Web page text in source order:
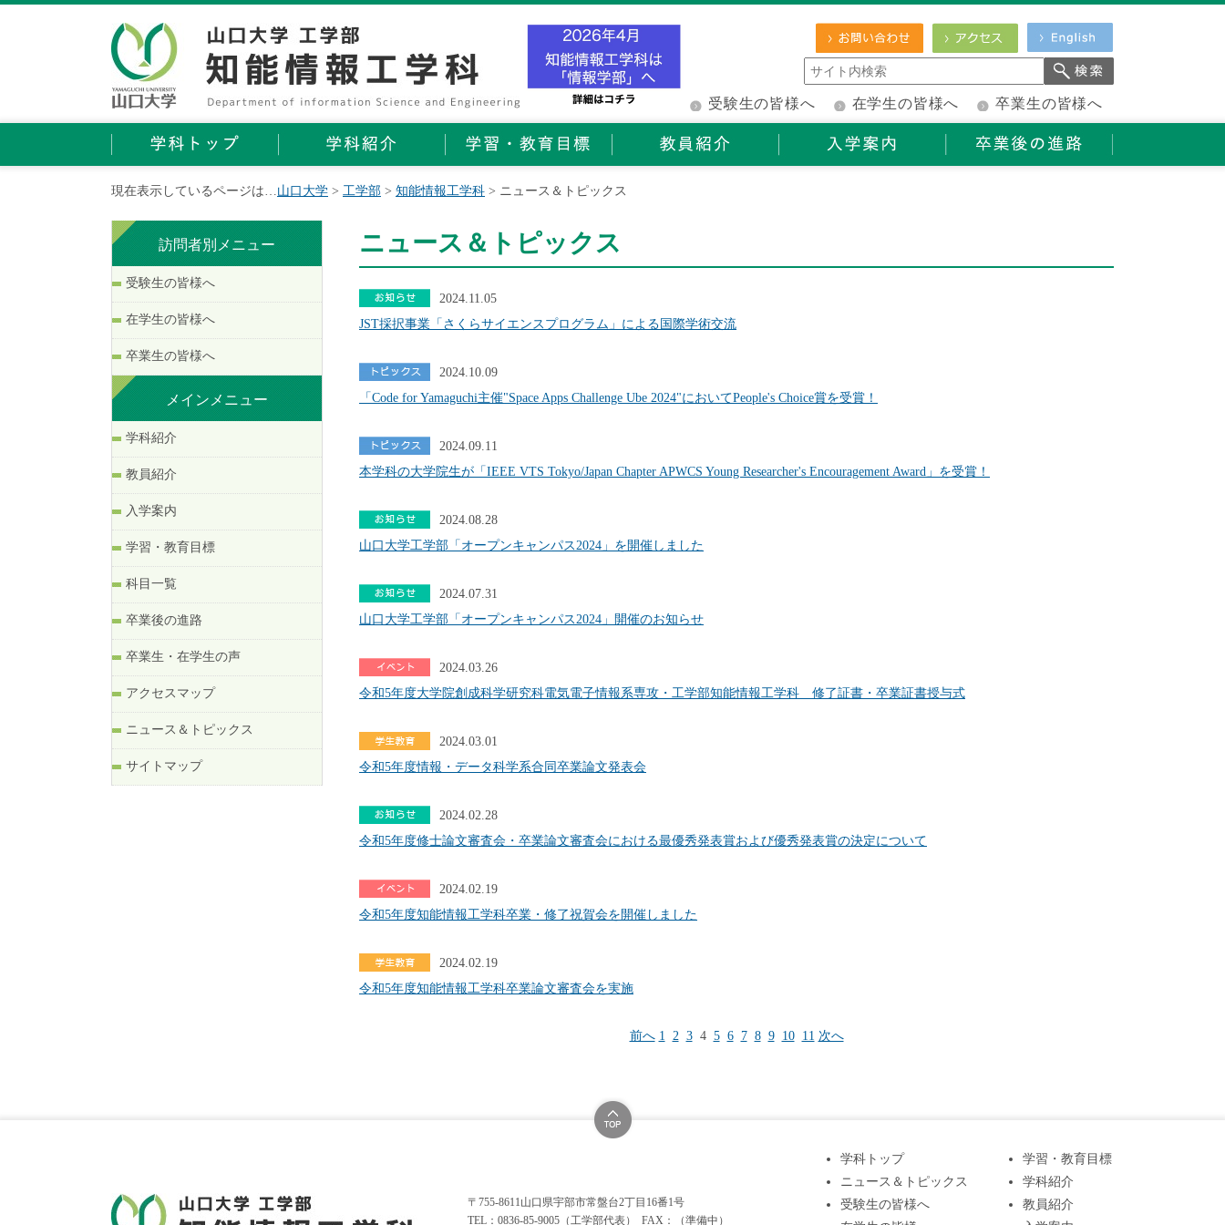
受験生の皆様へ 在学生の皆様へ 卒業生の皆様へ
現在表示しているページは…山口大学 > 工学部 > 知能情報工学科 > ニュース＆トピックス
訪問者別メニュー
受験生の皆様へ
在学生の皆様へ
卒業生の皆様へ
メインメニュー
学科紹介
教員紹介
入学案内
学習・教育目標
科目一覧
卒業後の進路
卒業生・在学生の声
アクセスマップ
ニュース＆トピックス
サイトマップ
ニュース＆トピックス
2024.11.05
JST採択事業「さくらサイエンスプログラム」による国際学術交流
2024.10.09
「Code for Yamaguchi主催"Space Apps Challenge Ube 2024"においてPeople's Choice賞を受賞！
2024.09.11
本学科の大学院生が「IEEE VTS Tokyo/Japan Chapter APWCS Young Researcher's Encouragement Award」を受賞！
2024.08.28
山口大学工学部「オープンキャンパス2024」を開催しました
2024.07.31
山口大学工学部「オープンキャンパス2024」開催のお知らせ
2024.03.26
令和5年度大学院創成科学研究科電気電子情報系専攻・工学部知能情報工学科 修了証書・卒業証書授与式
2024.03.01
令和5年度情報・データ科学系合同卒業論文発表会
2024.02.28
令和5年度修士論文審査会・卒業論文審査会における最優秀発表賞および優秀発表賞の決定について
2024.02.19
令和5年度知能情報工学科卒業・修了祝賀会を開催しました
2024.02.19
令和5年度知能情報工学科卒業論文審査会を実施
前へ 1 2 3 4 5 6 7 8 9 10 11 次へ
〒755-8611山口県宇部市常盤台2丁目16番1号
TEL：0836-85-9005（工学部代表） FAX：（準備中）
学科トップ
ニュース＆トピックス
受験生の皆様へ
学習・教育目標
学科紹介
教員紹介